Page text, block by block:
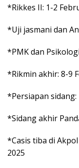
*Rikkes II: 1-2
*Uji jasmani dan
*PMK dan
*Rikmin akhir: 8-9
*Persiapan sidang:
*Sidang akhir
*Casis tiba di
2025